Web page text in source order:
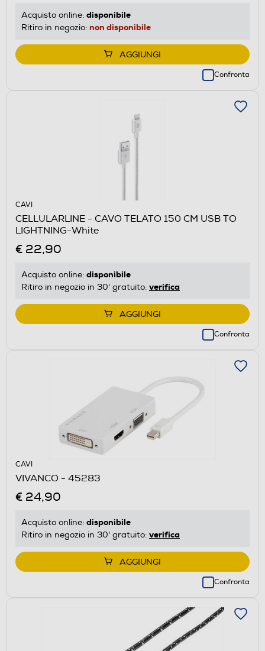
Acquisto online: disponibile
Ritiro in negozio: non disponibile
AGGIUNGI
Confronta
CAVI
CELLULARLINE - CAVO TELATO 150 CM USB TO
LIGHTNING-White
€ 22,90
Acquisto online: disponibile
Ritiro in negozio in 30' gratuito: verifica
AGGIUNGI
Confronta
CAVI
VIVANCO - 45283
€ 24,90
Acquisto online: disponibile
Ritiro in negozio in 30' gratuito: verifica
AGGIUNGI
Confronta